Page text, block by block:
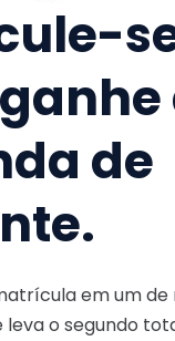
de
em um de
leva o segundo